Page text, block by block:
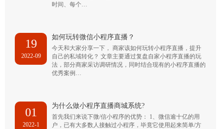
时间、每个…
19
2022-09
如何玩转微信小程序直播？
今天和大家分享一下， 商家该如何玩转小程序直播，提升
自己的私域转化？ 文章主要通过复盘自家小程序直播的玩
法，部分商家采访调研情况，同时结合现有的小程序直播的
优秀案例…
01
2022-1
为什么做小程序直播商城系统?
首先我们来说下微/信小程序的优势： 1、微信逾十亿的用
户，已有大多数人接触过小程序，毕竟它使用起来简单/方